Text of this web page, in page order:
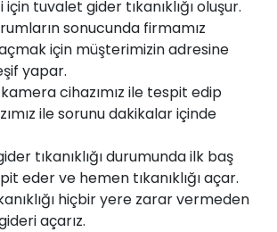
tuvalet gider tıkanıklığı oluşur.
sonucunda firmamız
açmak için müşterimizin adresine
yapar.
kamera cihazımız ile tespit edip
ile sorunu dakikalar içinde
tıkanıklığı durumunda ilk baş
eder ve hemen tıkanıklığı açar.
hiçbir yere zarar vermeden
açarız.